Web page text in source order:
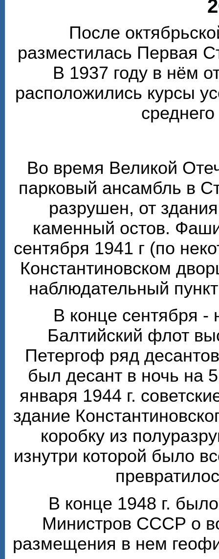
После
разместилась Первая
В 1937 году в нём
расположились курсы
Во время Великой
парковый ансамбль в
разрушен, от
каменный остов.
сентября 1941 г (по
Константиновском
наблюдательный
В конце сентября -
Балтийский флот
Петергоф ряд
был десант в ночь на
января 1944 г.
здание
коробку из
изнутри которой было
В конце 1948 г.
Министров СССР о
размещения в нем